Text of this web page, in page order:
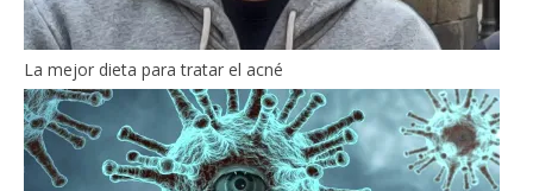
La mejor dieta para tratar el acné